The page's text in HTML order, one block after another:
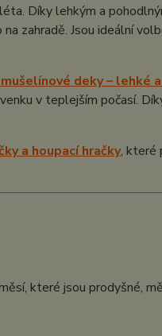
Díky lehkým a
zahradě. Jsou ideální
deky – lehké
v teplejším počasí.
a houpací hračky, které
které jsou prodyšné,